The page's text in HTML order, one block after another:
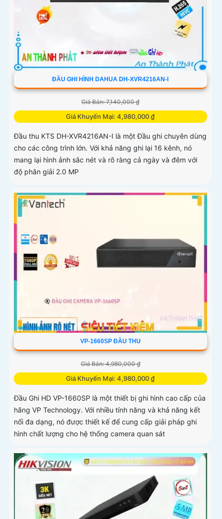
ĐẦU GHI HÌNH DAHUA DH-XVR4216AN-I
Giá Bán: 7,140,000 ₫
Giá Khuyến Mại: 4,980,000 ₫
Đầu thu KTS DH-XVR4216AN-I là một Đầu ghi chuyên dùng
cho các công trình lớn. Với khả năng ghi lại 16 kênh, nó
mang lại hình ảnh sắc nét và rõ ràng cả ngày và đêm với
độ phân giải 2.0 MP
VP-1660SP ĐẦU THU
Giá Bán: 4,980,000 ₫
Giá Khuyến Mại: 4,980,000 ₫
Đầu Ghi HD VP-1660SP là một thiết bị ghi hình cao cấp của
hãng VP Technology. Với nhiều tính năng và khả năng kết
nối đa dạng, nó được thiết kế để cung cấp giải pháp ghi
hình chất lượng cho hệ thống camera quan sát